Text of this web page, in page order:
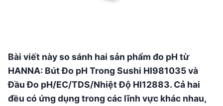
Bài viết này so sánh hai sản phẩm đo pH từ
HANNA: Bút Đo pH Trong Sushi HI981035 và
Đầu Đo pH/EC/TDS/Nhiệt Độ HI12883. Cả hai
đều có ứng dụng trong các lĩnh vực khác nhau,